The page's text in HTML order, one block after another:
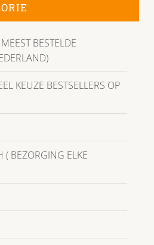
BESTELDE
KEUZE BESTSELLERS OP
BEZORGING ELKE